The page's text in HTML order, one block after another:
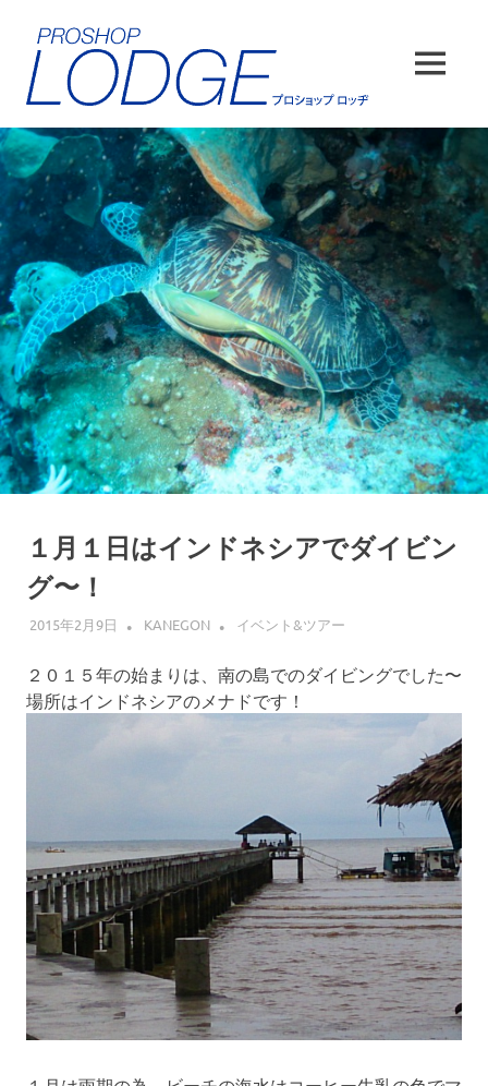
へ
ス
キ
ッ
プ
MENU
１月１日はインドネシアでダイビン
グ〜！
2015年2月9日 KANEGON イベント&ツアー
２０１５年の始まりは、南の島でのダイビングでした〜
場所はインドネシアのメナドです！